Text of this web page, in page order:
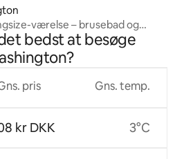
værelse – brusebad og
bedst at besøge
pris
kr DKK
Gns. temp.
3°C